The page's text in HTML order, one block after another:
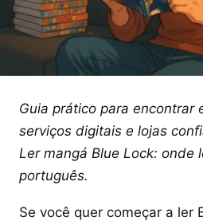
Guia prático para encontrar
serviços digitais e lojas
Ler mangá Blue Lock: onde
português.
Se você quer começar a ler